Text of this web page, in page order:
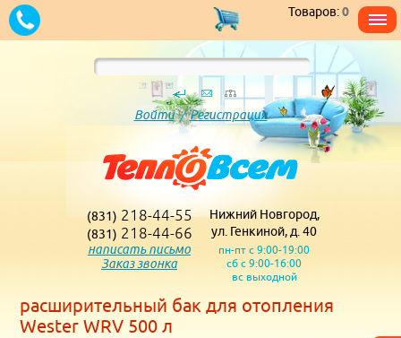
Товаров:0
Войти/Регистрация
(831) 218-44-55
(831) 218-44-66
написать письмо
Заказ звонка
Нижний Новгород,
ул. Генкиной, д. 40
пн-пт с 9:00-19:00
сб с 9:00-16:00
вс выходной
расширительный бак для отопления
Wester WRV 500 л